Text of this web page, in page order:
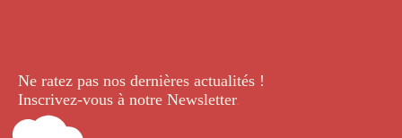
Ne ratez pas nos dernières actualités !
Inscrivez-vous à notre Newsletter.